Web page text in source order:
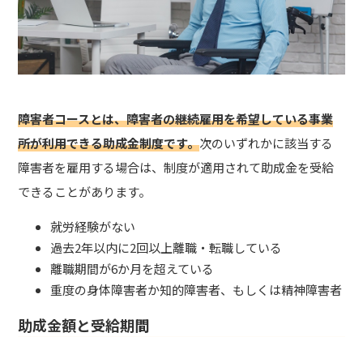
障害者コースとは、障害者の継続雇用を希望している事業
所が利用できる助成金制度です。次のいずれかに該当する
障害者を雇用する場合は、制度が適用されて助成金を受給
できることがあります。
就労経験がない
過去2年以内に2回以上離職・転職している
離職期間が6か月を超えている
重度の身体障害者か知的障害者、もしくは精神障害者
助成金額と受給期間